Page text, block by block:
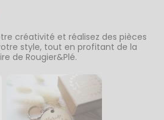
créativité et réalisez des pièces
style, tout en profitant de la
de Rougier&Plé.